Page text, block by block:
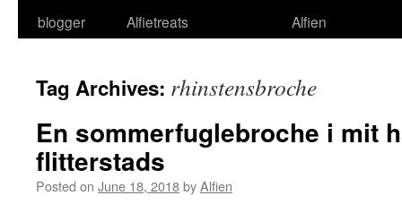
blogger
Alfietreats
Alfien
Tag Archives: rhinstensbroche
En sommerfuglebroche i mit
flitterstads
Posted on June 18, 2018byAlfien